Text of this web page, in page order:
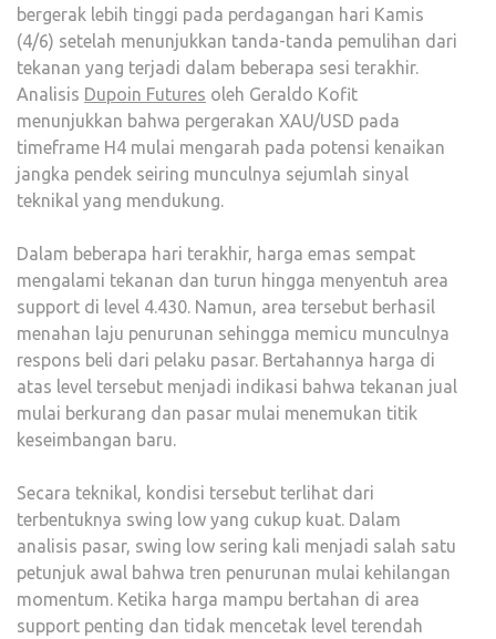
bergerak lebih tinggi pada perdagangan hari Kamis
(4/6) setelah menunjukkan tanda-tanda pemulihan dari
tekanan yang terjadi dalam beberapa sesi terakhir.
Analisis Dupoin Futures oleh Geraldo Kofit
menunjukkan bahwa pergerakan XAU/USD pada
timeframe H4 mulai mengarah pada potensi kenaikan
jangka pendek seiring munculnya sejumlah sinyal
teknikal yang mendukung.
Dalam beberapa hari terakhir, harga emas sempat
mengalami tekanan dan turun hingga menyentuh area
support di level 4.430. Namun, area tersebut berhasil
menahan laju penurunan sehingga memicu munculnya
respons beli dari pelaku pasar. Bertahannya harga di
atas level tersebut menjadi indikasi bahwa tekanan jual
mulai berkurang dan pasar mulai menemukan titik
keseimbangan baru.
Secara teknikal, kondisi tersebut terlihat dari
terbentuknya swing low yang cukup kuat. Dalam
analisis pasar, swing low sering kali menjadi salah satu
petunjuk awal bahwa tren penurunan mulai kehilangan
momentum. Ketika harga mampu bertahan di area
support penting dan tidak mencetak level terendah